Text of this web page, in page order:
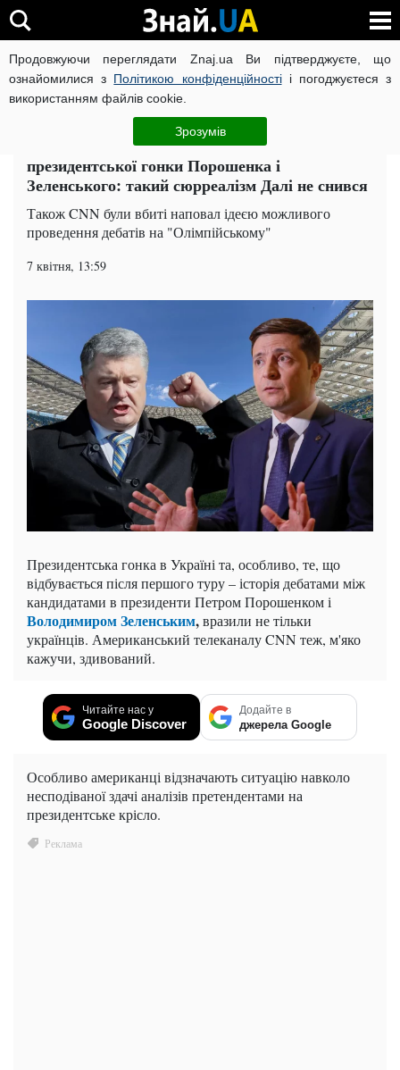
Продовжуючи переглядати Znaj.ua Ви підтверджуєте, що
ознайомилися з Політикою конфіденційностіі погоджуєтеся з
використанням файлів cookie.
Зрозумів
ВІЙНА РОСІЇ ПРОТИ УКРАЇНИ КОРОНАВІРУС В УКРАЇНІ
Політика ЧИТАТЬ НА РУССКОМ
Телеканал CNN "поплавило" від
президентської гонки Порошенка і
Зеленського: такий сюрреалізм Далі не снився
Також CNN були вбиті наповал ідеєю можливого
проведення дебатів на "Олімпійському"
7 квітня, 13:59
Президентська гонка в Україні та, особливо, те, що
відбувається після першого туру – історія дебатами між
кандидатами в президенти Петром Порошенком і
Володимиром Зеленським,вразили не тільки
українців. Американський телеканалу CNN теж, м'яко
кажучи, здивований.
Читайте нас у
Google Discover
Додайте в
джерела Google
Особливо американці відзначають ситуацію навколо
несподіваної здачі аналізів претендентами на
президентське крісло.